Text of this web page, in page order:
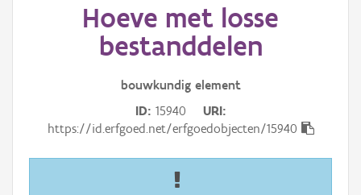
Aanduidingsobject
Gebeurtenis
Hoeve met losse
bestanddelen
bouwkundig element
ID 15940
URI
https://id.erfgoed.net/erfgoedobjecten/15940